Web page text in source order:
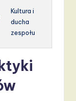
Kultura i
ducha
zespołu